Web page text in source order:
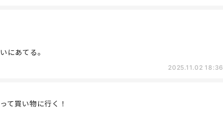
にあてる。
2025.11.02 18:36
て買い物に行く！